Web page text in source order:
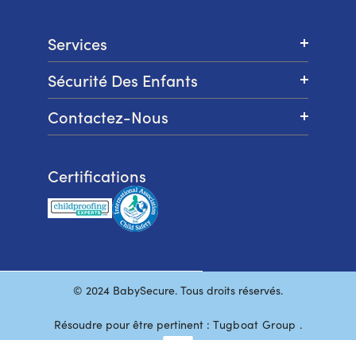
Services
Sécurité Des Enfants
Contactez-Nous
Certifications
© 2024 BabySecure. Tous droits réservés.
Résoudre pour être pertinent :Tugboat Group .